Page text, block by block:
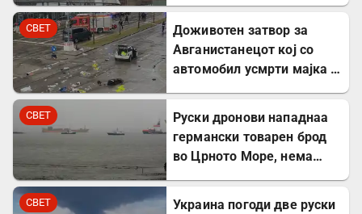
СВЕТ
Доживотен затвор за
Авганистанецот кој со
автомобил усмрти мајка и
СВЕТ
Руски дронови нападнаа
германски товарен брод
во Црното Море, нема
СВЕТ
Украина погоди две руски